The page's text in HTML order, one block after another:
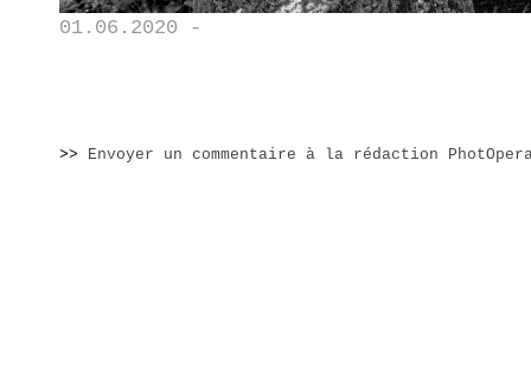
01.06.2020 -
>> Envoyer un commentaire à la rédaction